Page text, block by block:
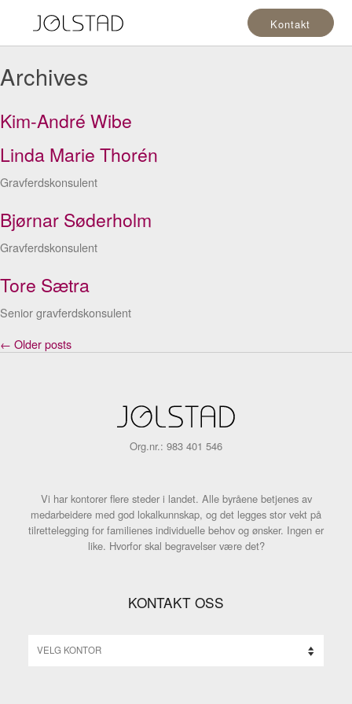
Kontakt
Archives
Kim-André Wibe
Linda Marie Thorén
Gravferdskonsulent
Bjørnar Søderholm
Gravferdskonsulent
Tore Sætra
Senior gravferdskonsulent
Posts
← Older posts
Org.nr.: 983 401 546
Vi har kontorer flere steder i landet. Alle byråene betjenes av
medarbeidere med god lokalkunnskap, og det legges stor vekt på
tilrettelegging for familienes individuelle behov og ønsker. Ingen er
like. Hvorfor skal begravelser være det?
KONTAKT OSS